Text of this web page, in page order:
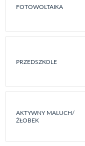
FOTOWOLTAIKA
PRZEDSZKOLE
AKTYWNY MALUCH/
ŻŁOBEK